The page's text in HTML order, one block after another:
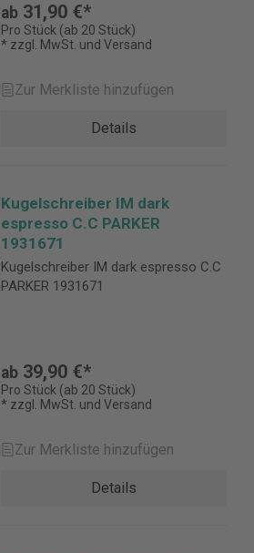
ab 31,90 €*
Pro Stück (ab 20 Stück)
* zzgl. MwSt. und Versand
Zur Merkliste hinzufügen
Details
Kugelschreiber IM dark
espresso C.C PARKER
1931671
Kugelschreiber IM dark espresso C.C
PARKER 1931671
ab 39,90 €*
Pro Stück (ab 20 Stück)
* zzgl. MwSt. und Versand
Zur Merkliste hinzufügen
Details